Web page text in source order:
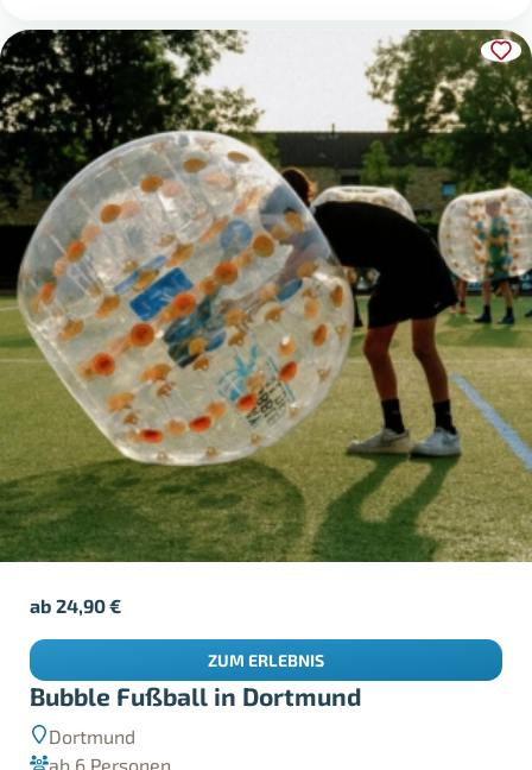
Bubble Fußball in Dortmund
Dortmund
ab 6 Personen
ab24,90€
ZUM ERLEBNIS